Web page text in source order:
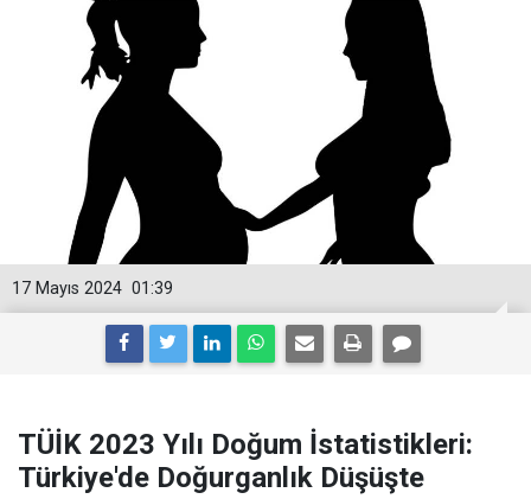
01:39
17 Mayıs 2024
TÜİK 2023 Yılı Doğum İstatistikleri:
Türkiye'de Doğurganlık Düşüşte